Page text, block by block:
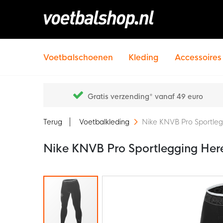
Voetbalschoenen Kleding Accessoires
Gratis verzending* vanaf 49 euro
Terug Voetbalkleding Nike KNVB Pro
Nike KNVB Pro Sportlegging
Ga